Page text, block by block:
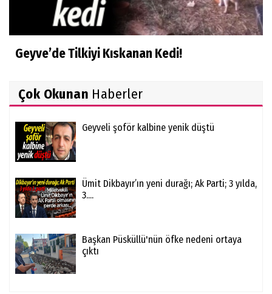
Geyve’de Tilkiyi Kıskanan Kedi!
Çok Okunan Haberler
Geyveli şoför kalbine yenik düştü
Ümit Dikbayır’ın yeni durağı; Ak Parti; 3 yılda,
3....
Başkan Püsküllü'nün öfke nedeni ortaya
çıktı